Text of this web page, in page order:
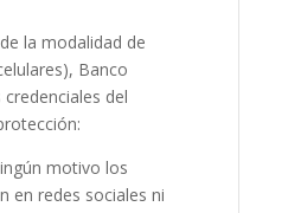
la modalidad de
Banco
del
motivo los
en redes sociales ni